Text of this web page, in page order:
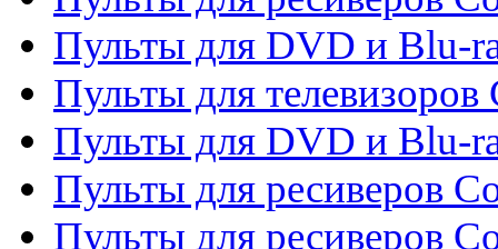
Пульты для DVD и Blu-
Пульты для телевизоров
Пульты для DVD и Blu-
Пульты для ресиверов
Пульты для ресиверов